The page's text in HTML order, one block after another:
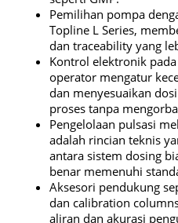
Pemilihan pompa
Topline L Series,
dan traceability yang
Kontrol elektronik
operator mengatur
dan menyesuaikan
proses tanpa
Pengelolaan pulsasi
adalah rincian teknis
antara sistem dosing
benar memenuhi
Aksesori pendukung
dan calibration
aliran dan akurasi